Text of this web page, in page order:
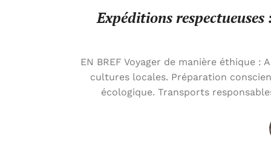
Expéditions
EN BREF Voyager de manière éthique
cultures locales. Préparation
écologique. Transports